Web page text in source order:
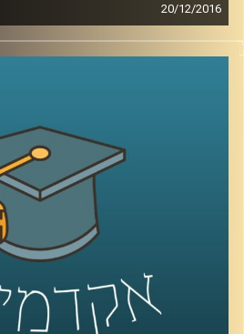
20/12/2016
הרשת כבר קיימת, עכשיו
אלה באלה? דוקטור יעל פרג
על פיתוחים וחידושים
גם אותנו במילה שלא הכרתם
כיצד
צריכת החשמל והאם בסופו
להשפיע לטובה על פליטות
כדאי להתקין פאנלים
?